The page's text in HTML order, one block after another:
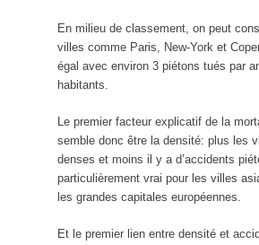
En milieu de classement, on peut
villes comme Paris, New-York et
égal avec environ 3 piétons tués par
habitants.
Le premier facteur explicatif de la
semble donc être la densité: plus les
denses et moins il y a d’accidents
particulièrement vrai pour les villes
les grandes capitales européennes.
Et le premier lien entre densité et